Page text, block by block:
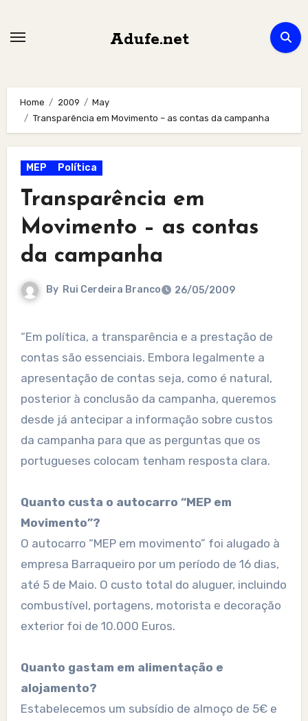
Adufe.net
Home 2009
May
Transparência em Movimento – as contas da campanha
MEP Política
Transparência em
Movimento – as contas
da campanha
By Rui Cerdeira Branco 26/05/2009
“Em política, a transparência e a prestação de
contas são essenciais. Embora legalmente a
apresentação de contas seja, como é natural,
posterior à conclusão da campanha, queremos
desde já antecipar a informação sobre custos
da campanha para que as perguntas que os
portugueses colocam tenham resposta clara.
Quanto custa o autocarro “MEP em
Movimento”?
O autocarro “MEP em movimento” foi alugado à
empresa Barraqueiro por um período de 16 dias,
até 5 de Maio. O custo total do aluguer, incluindo
combustível, portagens, motorista e decoração
exterior foi de 10.000 Euros.
Quanto gastam em alimentação e
alojamento?
Estabelecemos um subsídio de almoço de 5€ e